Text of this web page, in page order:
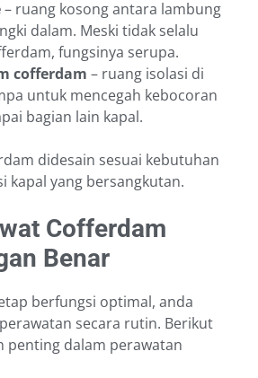
– ruang kosong antara lambung
dalam. Meski tidak selalu
fungsinya serupa.
cofferdam – ruang isolasi di
untuk mencegah kebocoran
bagian lain kapal.
didesain sesuai kebutuhan
kapal yang bersangkutan.
Cofferdam
Benar
berfungsi optimal, anda
secara rutin. Berikut
penting dalam perawatan